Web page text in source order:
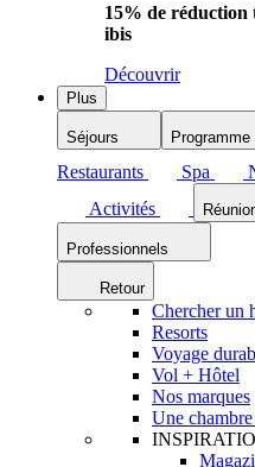
15% de réduction
ibis
Découvrir
Plus
Séjours
Restaurants
Spa
Activités
Professionnels
Retour
Chercher un
Resorts
Voyage
Vol + Hôtel
Nos marques
Une